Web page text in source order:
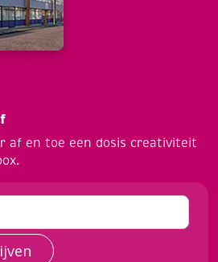
af en toe een dosis creativiteit